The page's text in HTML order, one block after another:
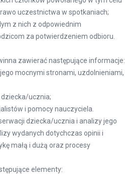
uczestnictwa w spotkaniach;
z nich z odpowiednim
za potwierdzeniem odbioru.
zawierać następujące informacje:
mocnymi stronami, uzdolnieniami,
ucznia;
i pomocy nauczyciela.
dziecka/ucznia i analizy jego
wydanych dotychczas opinii i
małą i dużą oraz procesy
elementy: